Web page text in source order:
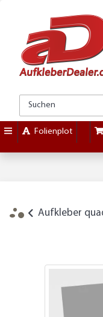
Folienplot
Aufkleber